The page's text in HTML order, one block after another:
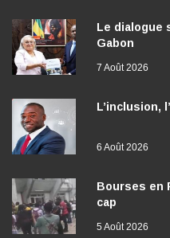
Le dialogue
Gabon
7 Août 2026
L’inclusion,
6 Août 2026
Bourses en
cap
5 Août 2026